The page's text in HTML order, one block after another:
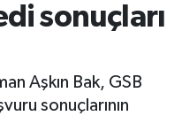
sonuçları
Aşkın Bak, GSB
sonuçlarının
Fikstür